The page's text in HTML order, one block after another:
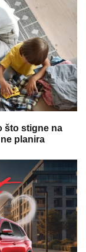
što stigne na
planira